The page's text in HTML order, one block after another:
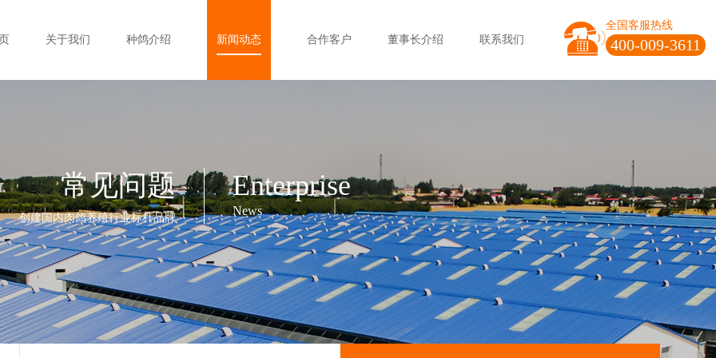
全国客服热线
400-009-3611
关于我们 种鸽介绍 新闻动态 合作客户 董事长介绍 联系我们
常见问题
创建国内肉鸽养殖行业标杆品牌
Enterprise
News